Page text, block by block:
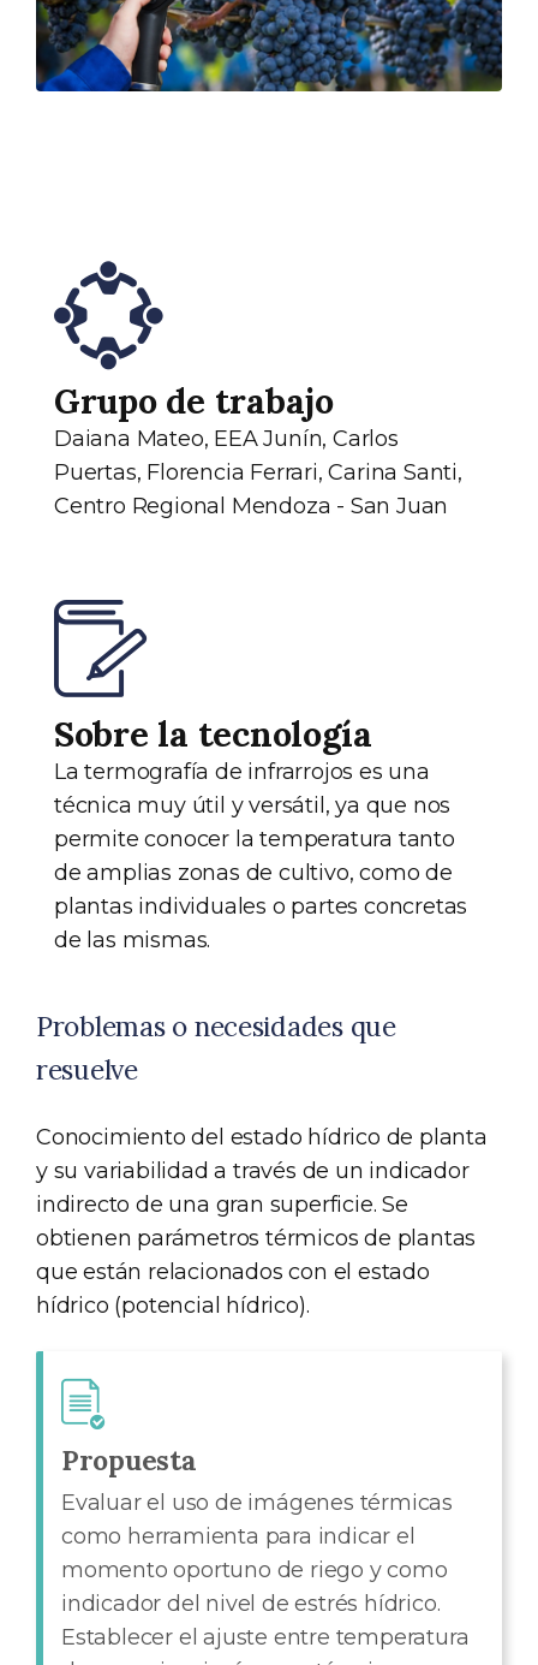
Grupo de trabajo
Daiana Mateo, EEA Junín, Carlos
Puertas, Florencia Ferrari, Carina Santi,
Centro Regional Mendoza - San Juan
Sobre la tecnología
La termografía de infrarrojos es una
técnica muy útil y versátil, ya que nos
permite conocer la temperatura tanto
de amplias zonas de cultivo, como de
plantas individuales o partes concretas
de las mismas.
Problemas o necesidades que
resuelve
Conocimiento del estado hídrico de planta
y su variabilidad a través de un indicador
indirecto de una gran superficie. Se
obtienen parámetros térmicos de plantas
que están relacionados con el estado
hídrico (potencial hídrico).
Propuesta
Evaluar el uso de imágenes térmicas
como herramienta para indicar el
momento oportuno de riego y como
indicador del nivel de estrés hídrico.
Establecer el ajuste entre temperatura